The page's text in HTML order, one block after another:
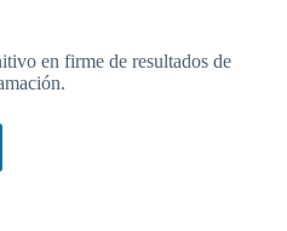
en firme de resultados de